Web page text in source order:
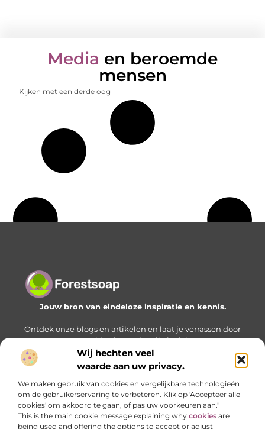
Wij hechten veel
waarde aan uw privacy.
We maken gebruik van cookies en vergelijkbare technologieën
om de gebruikerservaring te verbeteren. Klik op 'Accepteer alle
cookies' om akkoord te gaan, of pas uw voorkeuren aan."
This is the main cookie message explaining why cookies are
being used and offering the options to accept or adjust
Media en beroemde
mensen
Kijken met een derde oog
Jouw bron van eindeloze inspiratie en kennis.
Ontdek onze blogs en artikelen en laat je verrassen door
een wereld vol waardevolle inzichten.
Bericht categorie
Onze informatie